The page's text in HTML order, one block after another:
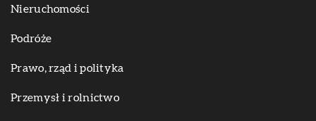
Nieruchomości
Podróże
Prawo, rząd i polityka
Przemysł i rolnictwo